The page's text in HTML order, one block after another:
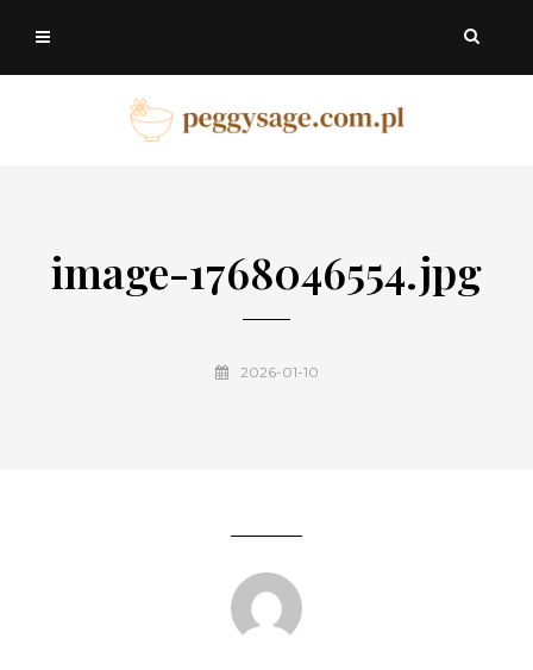
image-1768046554.jpg
2026-01-10